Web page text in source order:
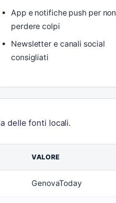
App e notifiche push per non
perdere colpi
Newsletter e canali social
consigliati
delle fonti locali.
VALORE
GenovaToday